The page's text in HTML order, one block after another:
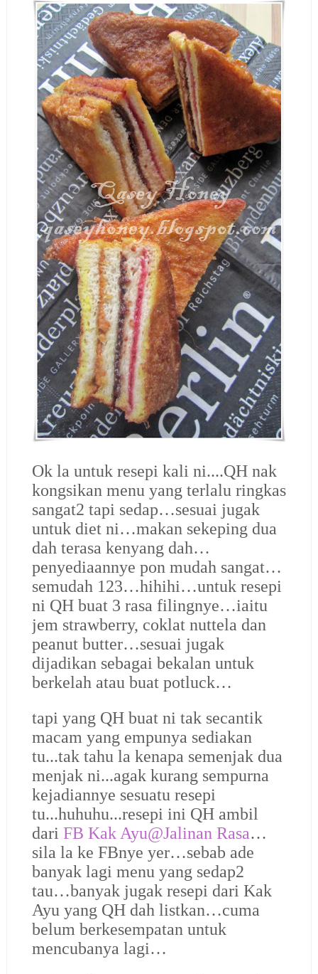
Ok la untuk resepi kali ni....QH nak
kongsikan menu yang terlalu ringkas
sangat2 tapi sedap…sesuai jugak
untuk diet ni…makan sekeping dua
dah terasa kenyang dah…
penyediaannye pon mudah sangat…
semudah 123…hihihi…untuk resepi
ni QH buat 3 rasa filingnye…iaitu
jem strawberry, coklat nuttela dan
peanut butter…sesuai jugak
dijadikan sebagai bekalan untuk
berkelah atau buat potluck…
tapi yang QH buat ni tak secantik
macam yang empunya sediakan
tu...tak tahu la kenapa semenjak dua
menjak ni...agak kurang sempurna
kejadiannye sesuatu resepi
tu...huhuhu...resepi ini QH ambil
dari FB Kak Ayu@Jalinan Rasa…
sila la ke FBnye yer…sebab ade
banyak lagi menu yang sedap2
tau…banyak jugak resepi dari Kak
Ayu yang QH dah listkan…cuma
belum berkesempatan untuk
mencubanya lagi…